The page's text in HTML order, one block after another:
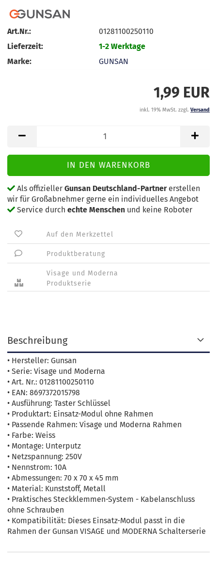
Art.Nr.:
01281100250110
Lieferzeit:
1-2 Werktage
Marke:
GUNSAN
1,99 EUR
inkl. 19% MwSt. zzgl. Versand
Als offizieller Gunsan Deutschland-Partnererstellen
wir für Großabnehmer gerne ein individuelles Angebot
Service durch echte Menschen und keine Roboter
Auf den Merkzettel
Produktberatung
Visage und Moderna
Produktserie
Beschreibung
• Hersteller: Gunsan
• Serie: Visage und Moderna
• Art. Nr.: 01281100250110
• EAN: 8697372015798
• Ausführung: Taster Schlüssel
• Produktart: Einsatz-Modul ohne Rahmen
• Passende Rahmen: Visage und Moderna Rahmen
• Farbe: Weiss
• Montage: Unterputz
• Netzspannung: 250V
• Nennstrom: 10A
• Abmessungen: 70 x 70 x 45 mm
• Material: Kunststoff, Metall
• Praktisches Steckklemmen-System - Kabelanschluss
ohne Schrauben
• Kompatibilität: Dieses Einsatz-Modul passt in die
Rahmen der Gunsan VISAGE und MODERNA Schalterserie